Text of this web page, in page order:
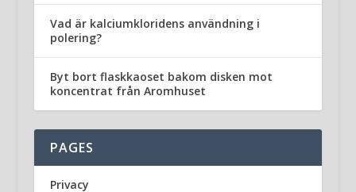
Vad är kalciumkloridens användning i
polering?
Byt bort flaskkaoset bakom disken mot
koncentrat från Aromhuset
PAGES
Privacy